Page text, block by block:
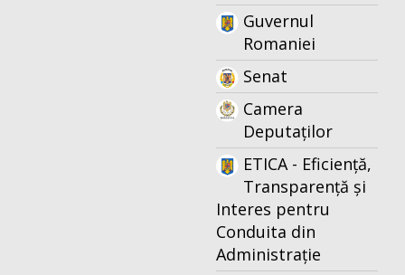
Guvernul
Romaniei
Senat
Camera
Deputaților
ETICA - Eficiență,
Transparență și
Interes pentru
Conduita din
Administrație